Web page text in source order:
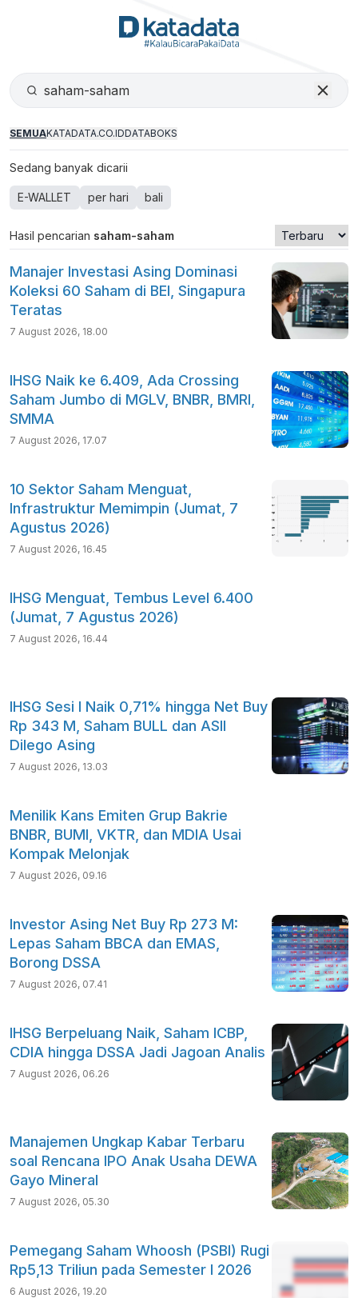
SEMUAKATADATA.CO.IDDATABOKS
Sedang banyak dicarii
E-WALLET per hari bali
Hasil pencarian saham-saham
Manajer Investasi Asing Dominasi
Koleksi 60 Saham di BEI, Singapura
Teratas
7 August 2026, 18.00
IHSG Naik ke 6.409, Ada Crossing
Saham Jumbo di MGLV, BNBR, BMRI,
SMMA
7 August 2026, 17.07
10 Sektor Saham Menguat,
Infrastruktur Memimpin (Jumat, 7
Agustus 2026)
7 August 2026, 16.45
IHSG Menguat, Tembus Level 6.400
(Jumat, 7 Agustus 2026)
7 August 2026, 16.44
IHSG Sesi I Naik 0,71% hingga Net Buy
Rp 343 M, Saham BULL dan ASII
Dilego Asing
7 August 2026, 13.03
Menilik Kans Emiten Grup Bakrie
BNBR, BUMI, VKTR, dan MDIA Usai
Kompak Melonjak
7 August 2026, 09.16
Investor Asing Net Buy Rp 273 M:
Lepas Saham BBCA dan EMAS,
Borong DSSA
7 August 2026, 07.41
IHSG Berpeluang Naik, Saham ICBP,
CDIA hingga DSSA Jadi Jagoan Analis
7 August 2026, 06.26
Manajemen Ungkap Kabar Terbaru
soal Rencana IPO Anak Usaha DEWA
Gayo Mineral
7 August 2026, 05.30
Pemegang Saham Whoosh (PSBI) Rugi
Rp5,13 Triliun pada Semester I 2026
6 August 2026, 19.20